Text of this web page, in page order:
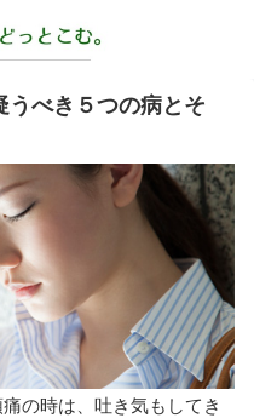
うべき５つの病とそ
の時は、吐き気もしてき